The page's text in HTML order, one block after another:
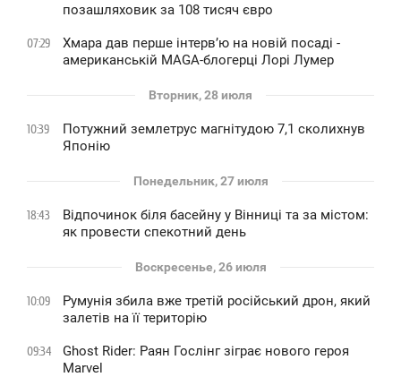
позашляховик за 108 тисяч євро
07:29
Хмара дав перше інтервʼю на новій посаді -
американській MAGA-блогерці Лорі Лумер
Вторник, 28 июля
10:39
Потужний землетрус магнітудою 7,1 сколихнув
Японію
Понедельник, 27 июля
18:43
Відпочинок біля басейну у Вінниці та за містом:
як провести спекотний день
Воскресенье, 26 июля
10:09
Румунія збила вже третій російський дрон, який
залетів на її територію
09:34
Ghost Rider: Раян Гослінг зіграє нового героя
Marvel